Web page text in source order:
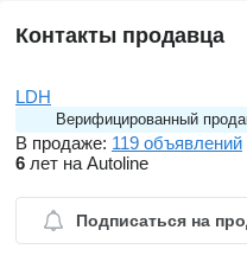
Контакты продавца
LDH
Верифицированный
В продаже: 119 объявлений
6 лет на Autoline
Подписаться на